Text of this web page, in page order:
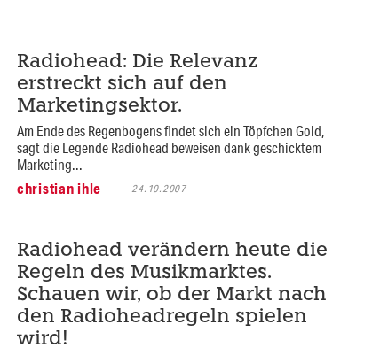
Radiohead: Die Relevanz
erstreckt sich auf den
Marketingsektor.
Am Ende des Regenbogens findet sich ein Töpfchen Gold,
sagt die Legende Radiohead beweisen dank geschicktem
Marketing...
christian ihle
24.10.2007
Radiohead verändern heute die
Regeln des Musikmarktes.
Schauen wir, ob der Markt nach
den Radioheadregeln spielen
wird!